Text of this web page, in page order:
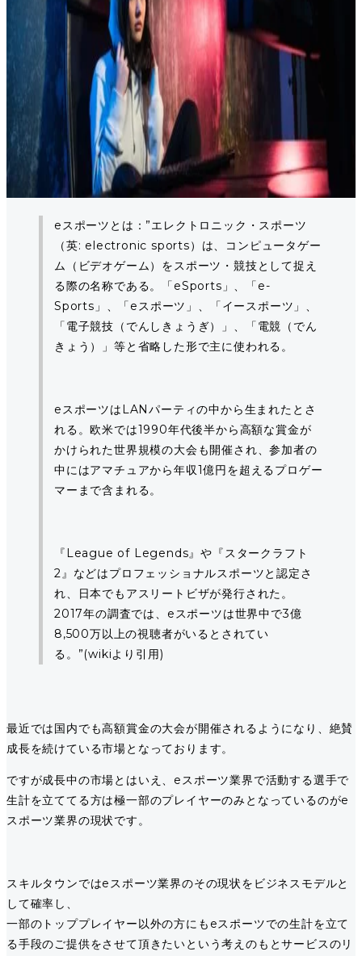
eスポーツとは：”エレクトロニック・スポーツ
（英: electronic sports）は、コンピュータゲー
ム（ビデオゲーム）をスポーツ・競技として捉え
る際の名称である。「eSports」、「e-
Sports」、「eスポーツ」、「イースポーツ」、
「電子競技（でんしきょうぎ）」、「電競（でん
きょう）」等と省略した形で主に使われる。
eスポーツはLANパーティの中から生まれたとさ
れる。欧米では1990年代後半から高額な賞金が
かけられた世界規模の大会も開催され、参加者の
中にはアマチュアから年収1億円を超えるプロゲー
マーまで含まれる。
『League of Legends』や『スタークラフト
2』などはプロフェッショナルスポーツと認定さ
れ、日本でもアスリートビザが発行された。
2017年の調査では、eスポーツは世界中で3億
8,500万以上の視聴者がいるとされてい
る。”(wikiより引用)
最近では国内でも高額賞金の大会が開催されるようになり、絶賛
成長を続けている市場となっております。
ですが成長中の市場とはいえ、eスポーツ業界で活動する選手で
生計を立ててる方は極一部のプレイヤーのみとなっているのがe
スポーツ業界の現状です。
スキルタウンではeスポーツ業界のその現状をビジネスモデルと
して確率し、
一部のトッププレイヤー以外の方にもeスポーツでの生計を立て
る手段のご提供をさせて頂きたいという考えのもとサービスのリ